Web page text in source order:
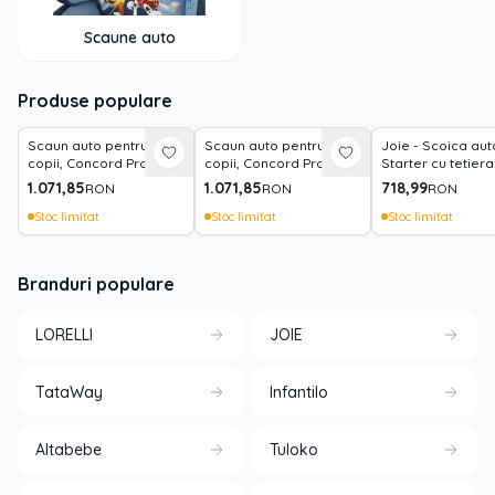
Scaune auto
Produse populare
Scaun auto pentru
copii, Concord Pro,
Isofix, picior de sprijin,
rotativ 360, cu perna de
calatorie, 40-150 cm, 0
luni-12 ani, Pink
1.071,85RON
Stoc limitat
Scaun auto pentru
copii, Concord Pro,
Isofix, picior de sprijin,
rotativ 360, cu perna de
calatorie, 40-150 cm, 0
luni-12 ani, Blue
1.071,85RON
Stoc limitat
Joie - Scoica
Starter cu tetiera
reglabila, 40-75
Sandstone,
R129
718,99RON
Stoc limitat
Branduri populare
LORELLI JOIE
TataWay Infantilo
Altabebe Tuloko